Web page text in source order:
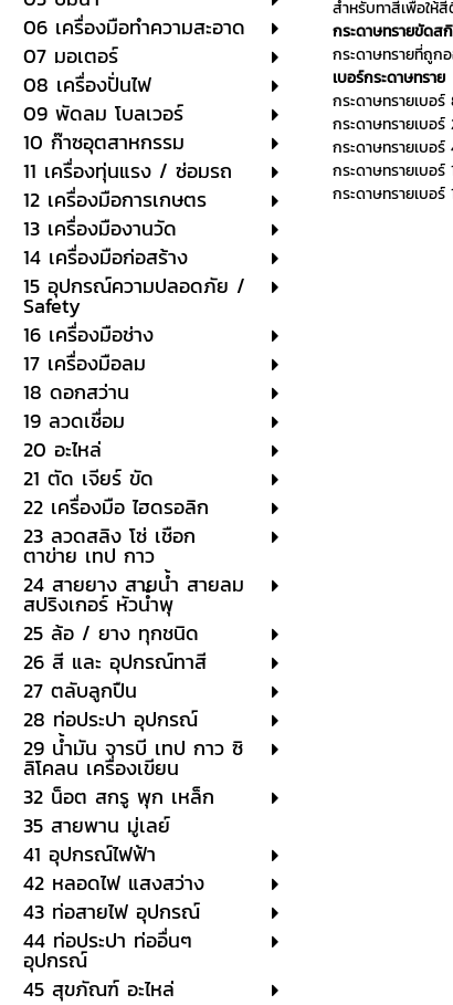
06 เครื่องมือทำความสะอาด
07 มอเตอร์
08 เครื่องปั่นไฟ
09 พัดลม โบลเวอร์
10 ก๊าซอุตสาหกรรม
11 เครื่องทุ่นแรง / ซ่อมรถ
12 เครื่องมือการเกษตร
13 เครื่องมืองานวัด
14 เครื่องมือก่อสร้าง
15 อุปกรณ์ความปลอดภัย /
Safety
16 เครื่องมือช่าง
17 เครื่องมือลม
18 ดอกสว่าน
19 ลวดเชื่อม
20 อะไหล่
21 ตัด เจียร์ ขัด
22 เครื่องมือ ไฮดรอลิก
23 ลวดสลิง โซ่ เชือก
ตาข่าย เทป กาว
24 สายยาง สายน้ำ สายลม
สปริงเกอร์ หัวน้ำพุ
25 ล้อ / ยาง ทุกชนิด
26 สี และ อุปกรณ์ทาสี
27 ตลับลูกปืน
28 ท่อประปา อุปกรณ์
29 น้ำมัน จารบี เทป กาว ซิ
ลิโคลน เครื่องเขียน
32 น็อต สกรู พุก เหล็ก
35 สายพาน มู่เลย์
41 อุปกรณ์ไฟฟ้า
42 หลอดไฟ แสงสว่าง
43 ท่อสายไฟ อุปกรณ์
44 ท่อประปา ท่ออื่นๆ
อุปกรณ์
45 สุขภัณฑ์ อะไหล่
สำหรับทาสีเพื่อให้
กระดาษทรายขัดส
กระดาษทรายที่ถูก
เบอร์กระดาษทราย
กระดาษทรายเบอ
กระดาษทรายเบอ
กระดาษทรายเบอ
กระดาษทรายเบอ
กระดาษทรายเบอ